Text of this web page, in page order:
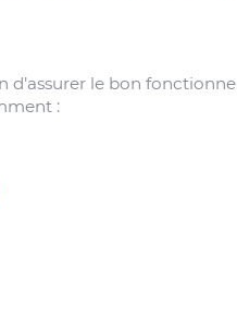
d’assurer le bon
: